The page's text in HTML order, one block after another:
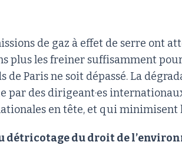
de gaz à effet de serre ont
plus les freiner suffisamment
de Paris ne soit dépassé. La
par des dirigeant·es
en tête, et qui minimisent
détricotage du droit de